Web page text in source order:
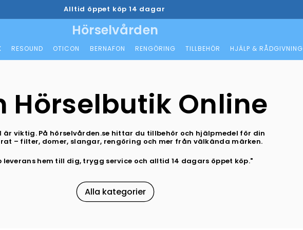
Alltid öppet köp 14 dagar
Hörselvården
RESOUND OTICON BERNAFON RENGÖRING TILLBEHÖR HJÄLP & RÅDGIVNING
Hörselbutik Online
är viktig. På hörselvården.se hittar du tillbehör och hjälpmedel för din
– filter, domer, slangar, rengöring och mer från välkända märken.
leverans hem till dig, trygg service och alltid 14 dagars öppet köp."
Alla kategorier